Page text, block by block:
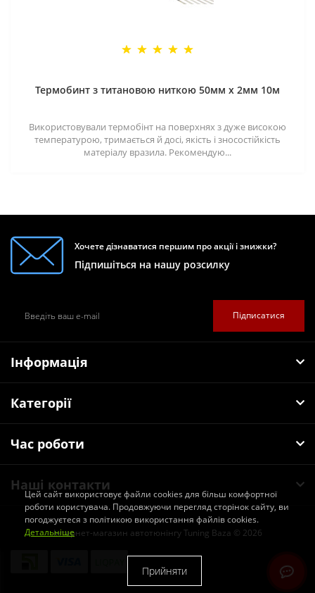
Термобинт з титановою ниткою 50мм х 2мм 10м
Використовували термобінт на поверхнях з дуже високою
температурою, тримається й досі, якість і зносостійкість
матеріалу вразила. Рекомендую...
Хочете дізнаватися першим про акції і знижки?
Підпишіться на нашу розсилку
Підписатися
Інформація
Категорії
Час роботи
Наші контакти
Інтернет-магазин автотюнінгу Tuning Baza © 2026
Цей сайт використовує файли cookies для більш комфортної
роботи користувача. Продовжуючи перегляд сторінок сайту, ви
погоджуєтеся з політикою використання файлів cookies.
Детальніше
Прийняти